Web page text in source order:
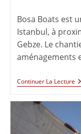
Bosa Boats est
Istanbul, à
Gebze. Le
aménagements
Continuer La Lecture